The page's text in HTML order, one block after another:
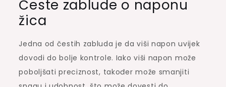
Česte zablude o naponu
žica
Jedna od čestih zabluda je da viši napon uvijek
dovodi do bolje kontrole. Iako viši napon može
poboljšati preciznost, također može smanjiti